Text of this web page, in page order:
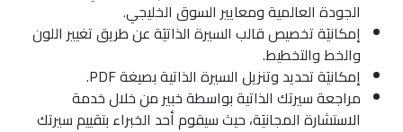
الجودة العالمية ومعايير السوق الخليجي.
إمكانيَة تخصيص قالب السيرة الذاتيَة عن طريق تغيير اللون
والخط والتخطيط.
إمكانيَة تحديد وتنزيل السيرة الذاتية بصيغة PDF.
مراجعة سيرتك الذاتية بواسطة خبير من خلال خدمة
الاستشارة المجانيَة، حيث سيقوم أحد الخبراء بتقييم سيرتك